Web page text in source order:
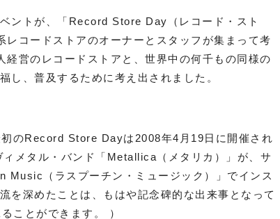
ントが、「Record Store Day（レコード・スト
コードストアのオーナーとスタッフが集まって考
営のレコードストアと、世界中の何千もの同様の
し、普及するために考え出されました。
のRecord Store Dayは2008年4月19日に開催され
メタル・バンド「Metallica（メタリカ）」が、サ
Music（ラスプーチン・ミュージック）」でインス
を深めたことは、もはや記念碑的な出来事となって
ことができます。 ）